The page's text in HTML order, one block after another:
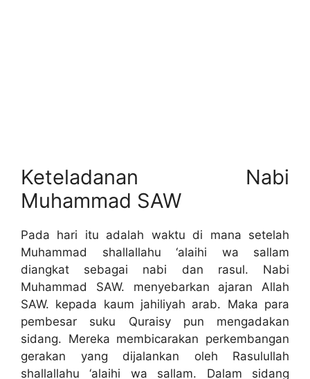
Keteladanan Nabi
Muhammad SAW
Pada hari itu adalah waktu di mana setelah
Muhammad shallallahu ‘alaihi wa sallam
diangkat sebagai nabi dan rasul. Nabi
Muhammad SAW. menyebarkan ajaran Allah
SAW. kepada kaum jahiliyah arab. Maka para
pembesar suku Quraisy pun mengadakan
sidang. Mereka membicarakan perkembangan
gerakan yang dijalankan oleh Rasulullah
shallallahu ‘alaihi wa sallam. Dalam sidang